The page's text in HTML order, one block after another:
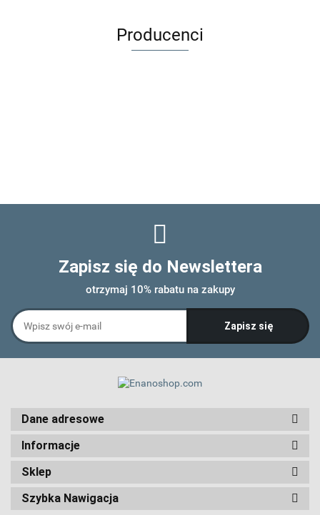
Producenci
Zapisz się do Newslettera
otrzymaj 10% rabatu na zakupy
Dane adresowe
Informacje
Sklep
Szybka Nawigacja